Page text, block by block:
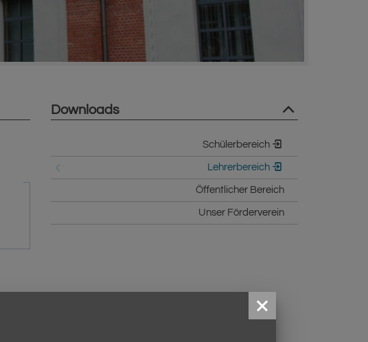
Downloads
Schülerbereich
Lehrerbereich
Öffentlicher Bereich
Unser Förderverein